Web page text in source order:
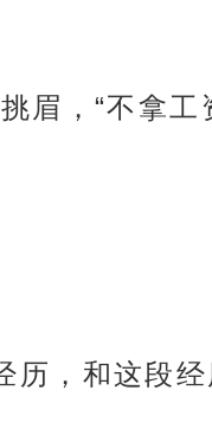
眉，“不拿工
历，和这段